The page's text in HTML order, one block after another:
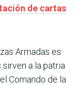
de cartas
Armadas es
a la patria
Comando de la